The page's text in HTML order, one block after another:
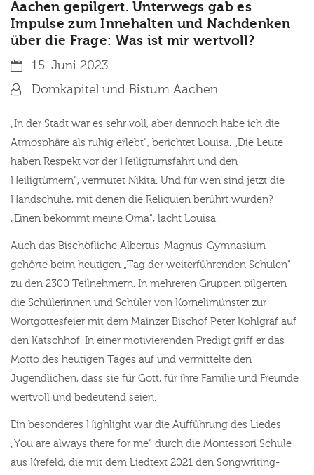
Aachen gepilgert. Unterwegs gab es
Impulse zum Innehalten und Nachdenken
über die Frage: Was ist mir wertvoll?
Datum:15. Juni 2023
Von:Domkapitel und Bistum Aachen
„In der Stadt war es sehr voll, aber dennoch habe ich die
Atmosphäre als ruhig erlebt“, berichtet Louisa. „Die Leute
haben Respekt vor der Heiligtumsfahrt und den
Heiligtümern“, vermutet Nikita. Und für wen sind jetzt die
Handschuhe, mit denen die Reliquien berührt wurden?
„Einen bekommt meine Oma“, lacht Louisa.
Auch das Bischöfliche Albertus-Magnus-Gymnasium
gehörte beim heutigen „Tag der weiterführenden Schulen“
zu den 2300 Teilnehmern. In mehreren Gruppen pilgerten
die Schülerinnen und Schüler von Kornelimünster zur
Wortgottesfeier mit dem Mainzer Bischof Peter Kohlgraf auf
den Katschhof. In einer motivierenden Predigt griff er das
Motto des heutigen Tages auf und vermittelte den
Jugendlichen, dass sie für Gott, für ihre Familie und Freunde
wertvoll und bedeutend seien.
Ein besonderes Highlight war die Aufführung des Liedes
„You are always there for me“ durch die Montessori Schule
aus Krefeld, die mit dem Liedtext 2021 den Songwriting-